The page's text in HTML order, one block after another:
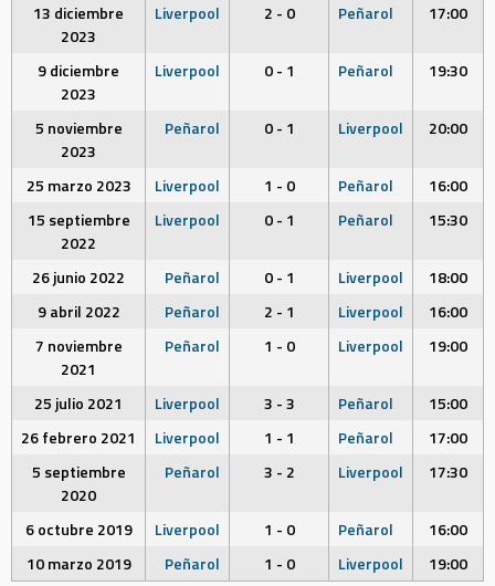
13 diciembre
2023
Liverpool 2 - 0 Peñarol 17:00
9 diciembre
2023
Liverpool 0 - 1 Peñarol 19:30
5 noviembre
2023
Peñarol 0 - 1 Liverpool 20:00
25 marzo 2023 Liverpool 1 - 0 Peñarol
16:00
15 septiembre
2022
Liverpool 0 - 1 Peñarol 15:30
26 junio 2022 Peñarol 0 - 1 Liverpool
18:00
9 abril 2022
Peñarol 2 - 1 Liverpool
16:00
7 noviembre
2021
Peñarol 1 - 0 Liverpool 19:00
25 julio 2021 Liverpool 3 - 3 Peñarol
15:00
26 febrero 2021
Liverpool 1 - 1 Peñarol
17:00
5 septiembre
2020
Peñarol 3 - 2 Liverpool 17:30
6 octubre 2019 Liverpool 1 - 0 Peñarol
16:00
10 marzo 2019
Peñarol 1 - 0 Liverpool 19:00